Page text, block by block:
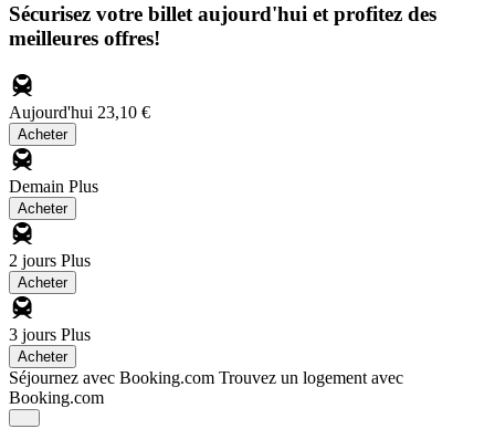
Sécurisez votre billet aujourd'hui et profitez des
meilleures offres!
Aujourd'hui 23,10 €
Acheter
Demain Plus
Acheter
2 jours Plus
Acheter
3 jours Plus
Acheter
Séjournez avec Booking.com Trouvez un logement avec
Booking.com